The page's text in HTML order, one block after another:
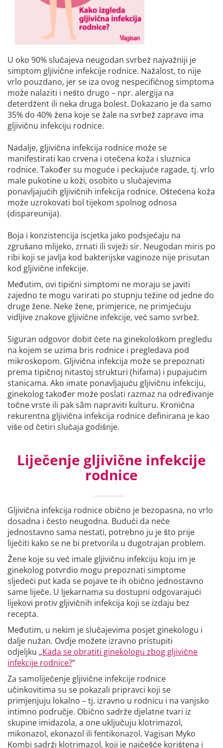
U oko 90% slučajeva neugodan svrbež najvažniji je
simptom gljivične infekcije rodnice. Nažalost, to nije
vrlo pouzdano, jer se iza ovog nespecifičnog simptoma
može nalaziti i nešto drugo – npr. alergija na
deterdžent ili neka druga bolest. Dokazano je da samo
35% do 40% žena koje se žale na svrbež zapravo ima
gljivičnu infekciju rodnice.
Nadalje, gljivična infekcija rodnice može se
manifestirati kao crvena i otečena koža i sluznica
rodnice. Također su moguće i peckajuće ragade, tj. vrlo
male pukotine u koži, osobito u slučajevima
ponavljajućih gljivičnih infekcija rodnice. Oštećena koža
može uzrokovati bol tijekom spolnog odnosa
(dispareunija).
Boja i konzistencija iscjetka jako podsjećaju na
zgrušano mlijeko, zrnati ili svježi sir. Neugodan miris po
ribi koji se javlja kod bakterijske vaginoze nije prisutan
kod gljivične infekcije.
Međutim, ovi tipični simptomi ne moraju se javiti
zajedno te mogu varirati po stupnju težine od jedne do
druge žene. Neke žene, primjerice, ne primjećuju
vidljive znakove gljivične infekcije, već samo svrbež.
Siguran odgovor dobit ćete na ginekološkom pregledu
na kojem se uzima bris rodnice i pregledava pod
mikroskopom. Gljivična infekcija može se prepoznati
prema tipičnoj nitastoj strukturi (hifama) i pupajućim
stanicama. Ako imate ponavljajuću gljivičnu infekciju,
ginekolog također može poslati razmaz na određivanje
točne vrste ili pak sâm napraviti kulturu. Kronična
rekurentna gljivična infekcija rodnice definirana je kao
više od četiri slučaja godišnje.
Liječenje gljivične infekcije
rodnice
Gljivična infekcija rodnice obično je bezopasna, no vrlo
dosadna i često neugodna. Budući da neće
jednostavno sama nestati, potrebno ju je što prije
liječiti kako se ne bi pretvorila u dugotrajan problem.
Žene koje su već imale gljivičnu infekciju koju im je
ginekolog potvrdio mogu prepoznati simptome
sljedeći put kada se pojave te ih obično jednostavno
same liječe. U ljekarnama su dostupni odgovarajući
lijekovi protiv gljivičnih infekcija koji se izdaju bez
recepta.
Međutim, u nekim je slučajevima posjet ginekologu i
dalje nužan. Ovdje možete izravno pristupiti
odjeljku „Kada se obratiti ginekologu zbog gljivične
infekcije rodnice?“
Za samoliječenje gljivične infekcije rodnice
učinkovitima su se pokazali pripravci koji se
primjenjuju lokalno – tj. izravno u rodnicu i na vanjsko
intimno područje. Obično sadrže djelatne tvari iz
skupine imidazola, a one uključuju klotrimazol,
mikonazol, ekonazol ili fentikonazol. Vagisan Myko
Kombi sadrži klotrimazol, koji je najčešće korištena i